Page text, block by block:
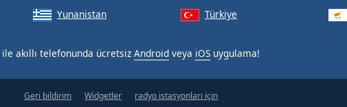
Yunanistan Türkiye
ile akıllı telefonunda ücretsiz Android veya iOS uygulama!
Geri bildirim Widgetler radyo istasyonları için